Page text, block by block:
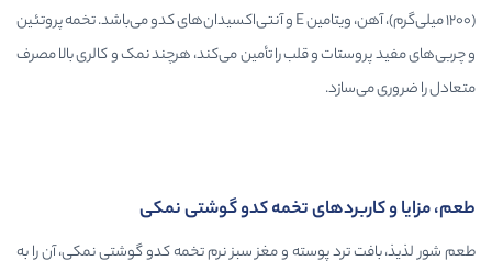
(۱۲۰۰ میلی‌گرم)، آهن، ویتامین E و آنتی‌اکسیدان‌های کدو می‌باشد. تخمه پروتئین
و قلب را تأمین می‌کند، هرچند نمک و کالری بالا مصرف
تخمه کدو گوشتی نمکی
پوسته و مغز سبز نرم تخمه کدو گوشتی نمکی، آن را به